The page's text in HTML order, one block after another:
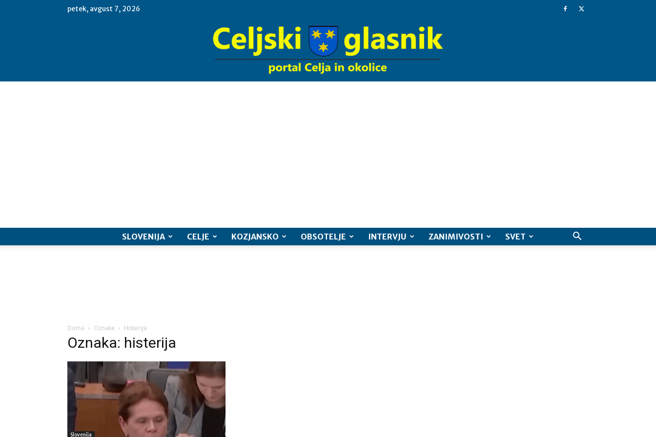
petek, avgust 7, 2026
SLOVENIJA CELJE KOZJANSKO OBSOTELJE INTERVJU ZANIMIVOSTI SVET
Doma Oznake Histerija
Oznaka: histerija
Slovenija